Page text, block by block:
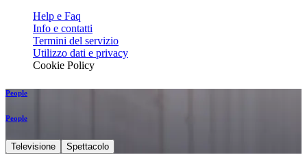
Help e Faq
Info e contatti
Termini del servizio
Utilizzo dati e privacy
Cookie Policy
People
People
Televisione Spettacolo